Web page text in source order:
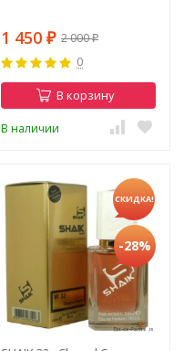
1 450 ₽ 2 000₽
0
В корзину
В наличии
СКИДКА!
-28%